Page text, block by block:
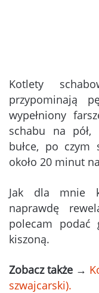
Kotlety
przypominają
wypełniony
schabu na
bułce, po czym
około 20 minut
Jak dla mnie
naprawdę
polecam podać
kiszoną.
Zobacz także →
szwajcarski).